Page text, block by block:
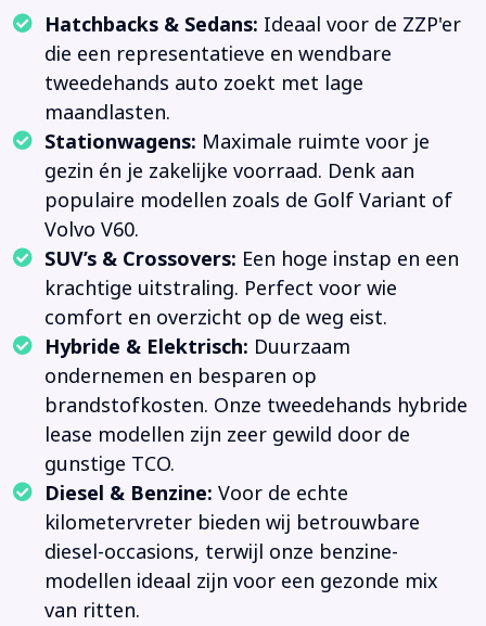
Hatchbacks & Sedans: Ideaal voor de ZZP'er
die een representatieve en wendbare
tweedehands auto zoekt met lage
maandlasten.
Stationwagens: Maximale ruimte voor je
gezin én je zakelijke voorraad. Denk aan
populaire modellen zoals de Golf Variant of
Volvo V60.
SUV’s & Crossovers: Een hoge instap en een
krachtige uitstraling. Perfect voor wie
comfort en overzicht op de weg eist.
Hybride & Elektrisch: Duurzaam
ondernemen en besparen op
brandstofkosten. Onze tweedehands hybride
lease modellen zijn zeer gewild door de
gunstige TCO.
Diesel & Benzine: Voor de echte
kilometervreter bieden wij betrouwbare
diesel-occasions, terwijl onze benzine-
modellen ideaal zijn voor een gezonde mix
van ritten.